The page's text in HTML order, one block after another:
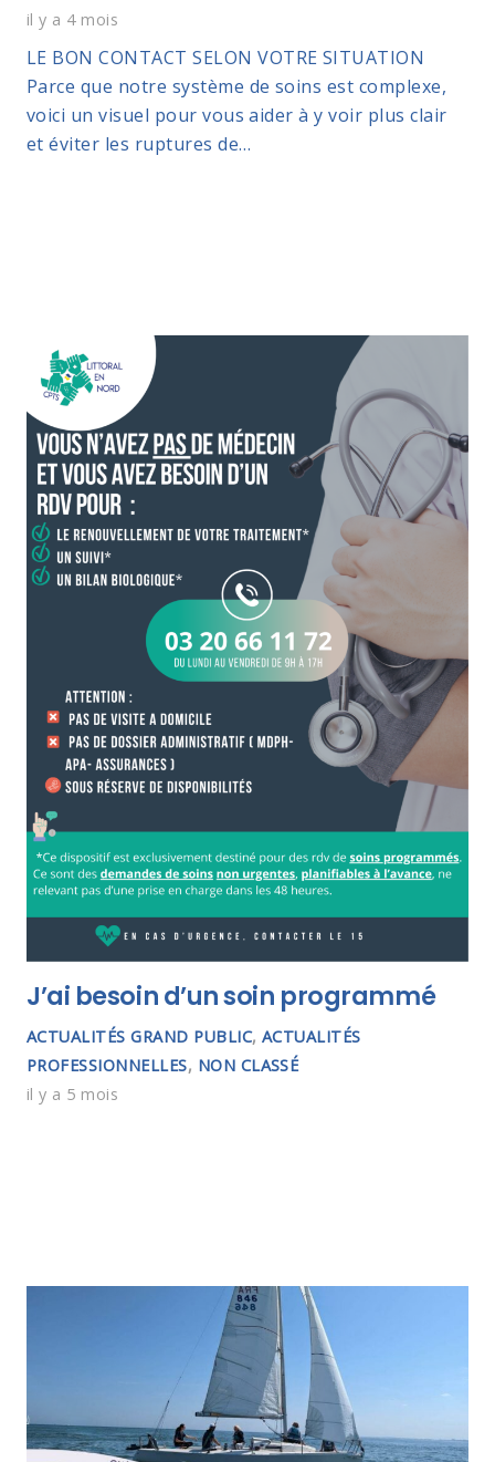
il y a 4 mois
LE BON CONTACT SELON VOTRE SITUATION
Parce que notre système de soins est complexe,
voici un visuel pour vous aider à y voir plus clair
et éviter les ruptures de…
J’ai besoin d’un soin programmé
ACTUALITÉS GRAND PUBLIC,ACTUALITÉS
PROFESSIONNELLES, NON CLASSÉ
il y a 5 mois